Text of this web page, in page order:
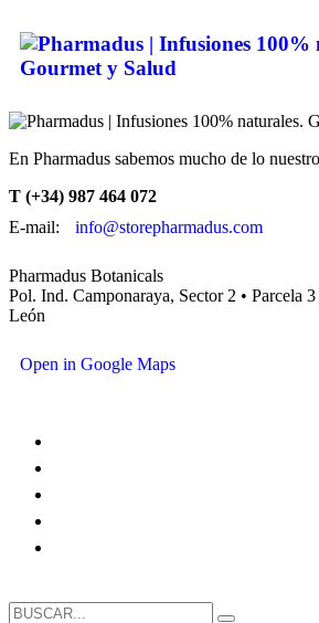
En Pharmadus sabemos mucho de lo nuestro
T (+34) 987 464 072
E-mail:
info@storepharmadus.com
Pharmadus Botanicals
Pol. Ind. Camponaraya, Sector 2 • Parcela
León
Open in Google Maps